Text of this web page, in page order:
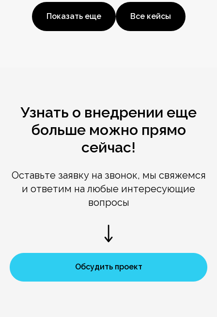
Показать еще Все кейсы
Узнать о внедрении еще
больше можно прямо
сейчас!
Оставьте заявку на звонок, мы свяжемся
и ответим на любые интересующие
вопросы
Обсудить проект